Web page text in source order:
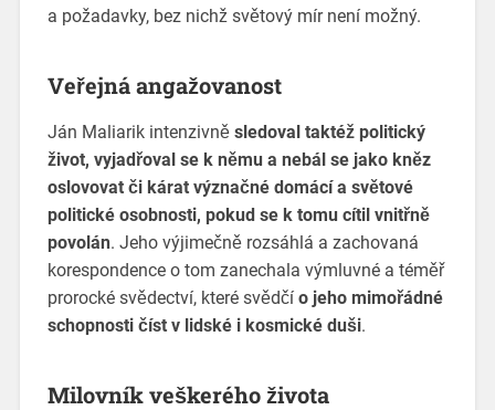
a požadavky, bez nichž světový mír není možný.
Veřejná angažovanost
Ján Maliarik intenzivně sledoval taktéž politický
život, vyjadřoval se k němu a nebál se jako kněz
oslovovat či kárat význačné domácí a světové
politické osobnosti, pokud se k tomu cítil vnitřně
povolán. Jeho výjimečně rozsáhlá a zachovaná
korespondence o tom zanechala výmluvné a téměř
prorocké svědectví, které svědčí o jeho mimořádné
schopnosti číst v lidské i kosmické duši.
Milovník veškerého života